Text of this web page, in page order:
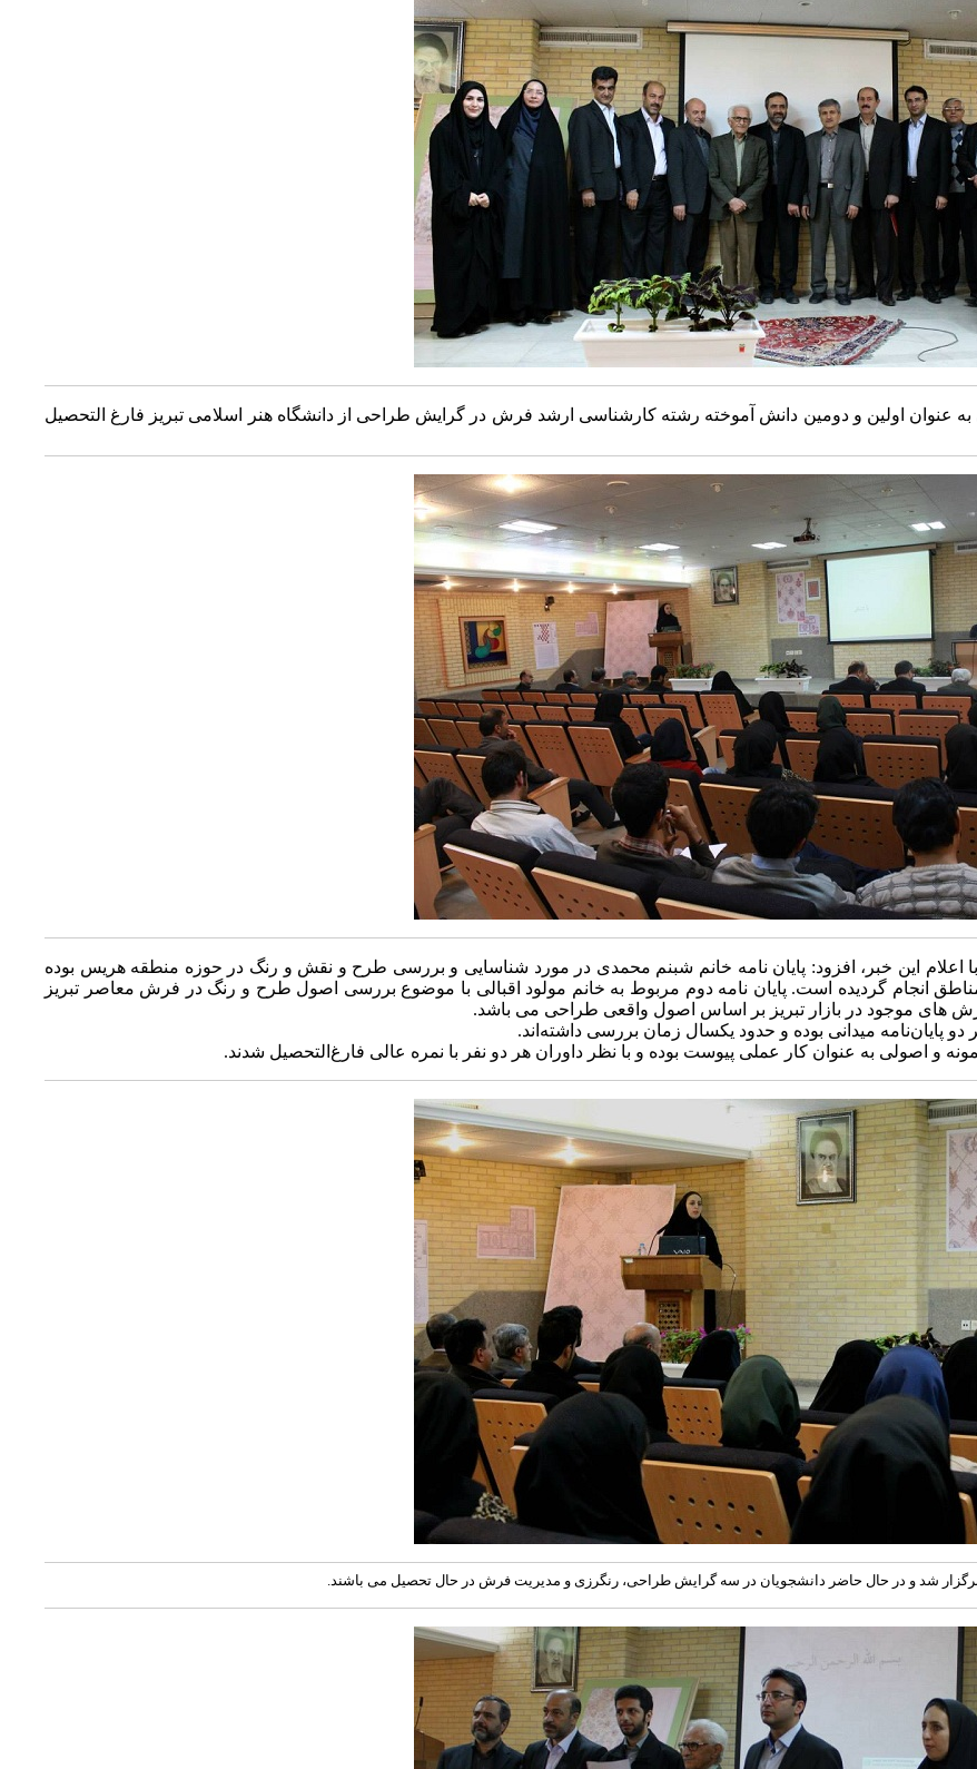
محمدی و مولود اقبالی به عنوان اولین و دومین دانش آموخته رشته کارشناسی ارشد فرش در گرایش طراحی از دانشگاه هنر اسلامی تبریز فارغ التحصیل
اعلام این خبر، افزود: پایان نامه خانم شبنم محمدی در مورد شناسایی و بررسی طرح و نقش و رنگ در حوزه منطقه هریس بوده
انجام گردیده است. پایان نامه دوم مربوط به خانم مولود اقبالی با موضوع بررسی اصول طرح و رنگ در فرش معاصر تبریز
های موجود در بازار تبریز بر اساس اصول واقعی طراحی می باشد.
پایان‌نامه میدانی بوده و حدود یکسال زمان بررسی داشته‌اند.
و اصولی به عنوان کار عملی پیوست بوده و با نظر داوران هر دو نفر با نمره عالی فارغ‌التحصیل شدند.